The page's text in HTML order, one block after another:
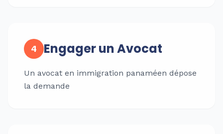
4 Engager un Avocat
Un avocat en immigration panaméen dépose
la demande